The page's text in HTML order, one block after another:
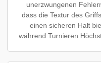
unerzwungenen
dass die Textur des
einen sicheren Halt
während Turnieren